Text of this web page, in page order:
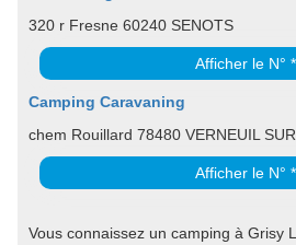
320 r Fresne 60240 SENOTS
Afficher le N° *
Camping Caravaning
chem Rouillard 78480 VERNEUIL
Afficher le N° *
Vous connaissez un camping à Grisy